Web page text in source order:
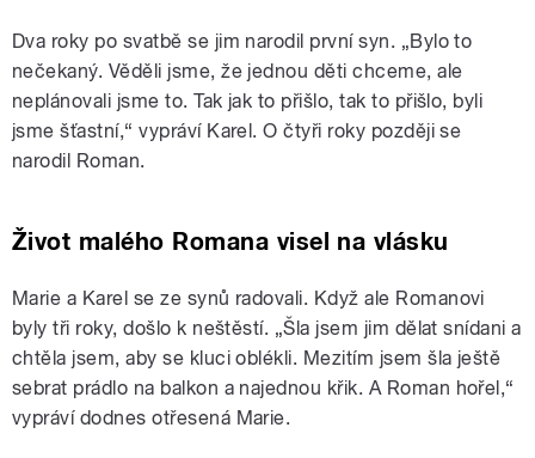
Dva roky po svatbě se jim narodil první syn. „Bylo to
nečekaný. Věděli jsme, že jednou děti chceme, ale
neplánovali jsme to. Tak jak to přišlo, tak to přišlo, byli
jsme šťastní,“ vypráví Karel. O čtyři roky později se
narodil Roman.
Život malého Romana visel na vlásku
Marie a Karel se ze synů radovali. Když ale Romanovi
byly tři roky, došlo k neštěstí. „Šla jsem jim dělat snídani a
chtěla jsem, aby se kluci oblékli. Mezitím jsem šla ještě
sebrat prádlo na balkon a najednou křik. A Roman hořel,“
vypráví dodnes otřesená Marie.